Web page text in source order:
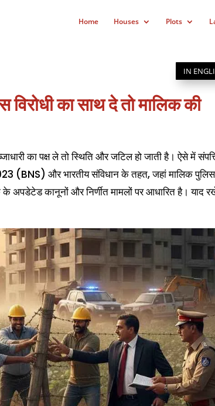
Home Houses Plots
IN
का साथ दे तो मालिक की
का पक्ष ले तो स्थिति और जटिल हो जाती है। ऐसे में
(BNS) और भारतीय संविधान के तहत, जहां मालिक
कानूनों और निर्णीत मामलों पर आधारित है। याद